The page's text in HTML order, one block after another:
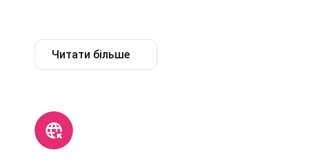
Читати більше